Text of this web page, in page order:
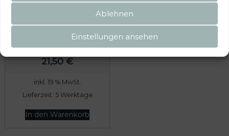
Ablehnen
Einstellungen ansehen
w
a
:
8
0
7
8
Schlussleuchte Rücklicht
hinten rechts 2K5945258A
21,50 €
inkl. 19 % MwSt.
Lieferzeit: 5 Werktage
In den Warenkorb